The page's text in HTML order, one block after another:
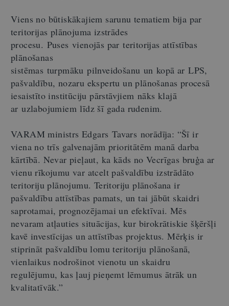
Viens no būtiskākajiem sarunu tematiem bija par
teritorijas plānojuma izstrādes
procesu. Puses vienojās par teritorijas attīstības
plānošanas
sistēmas turpmāku pilnveidošanu un kopā ar LPS,
pašvaldību, nozaru ekspertu un plānošanas procesā
iesaistīto institūciju pārstāvjiem nāks klajā
ar uzlabojumiem līdz šī gada rudenim.
VARAM ministrs Edgars Tavars norādīja: “Šī ir
viena no trīs galvenajām prioritātēm manā darba
kārtībā. Nevar pieļaut, ka kāds no Vecrīgas bruģa ar
vienu rīkojumu var atcelt pašvaldību izstrādāto
teritoriju plānojumu. Teritoriju plānošana ir
pašvaldību attīstības pamats, un tai jābūt skaidri
saprotamai, prognozējamai un efektīvai. Mēs
nevaram atļauties situācijas, kur birokrātiskie šķēršļi
kavē investīcijas un attīstības projektus. Mērķis ir
stiprināt pašvaldību lomu teritoriju plānošanā,
vienlaikus nodrošinot vienotu un skaidru
regulējumu, kas ļauj pieņemt lēmumus ātrāk un
kvalitatīvāk.”